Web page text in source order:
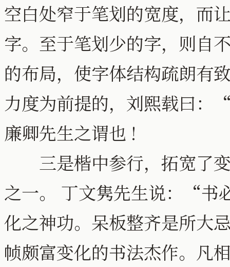
空白处窄于笔划的宽度，
字。至于笔划少的字，则自
的布局，使字体结构疏朗有
力度为前提的，刘熙载曰
廉卿先生之谓也 !
三是楷中参行，拓宽了变
之一。 丁文隽先生说：“书
化之神功。呆板整齐是所
帧颇富变化的书法杰作。凡